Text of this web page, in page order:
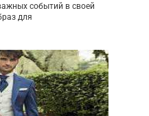
событий в своей
для